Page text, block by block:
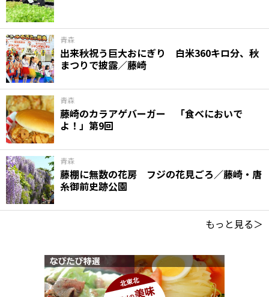
青森
出来秋祝う巨大おにぎり 白米360キロ分、秋
まつりで披露／藤崎
青森
藤崎のカラアゲバーガー 「食べにおいで
よ！」第9回
青森
藤棚に無数の花房 フジの花見ごろ／藤崎・唐
糸御前史跡公園
もっと見る＞